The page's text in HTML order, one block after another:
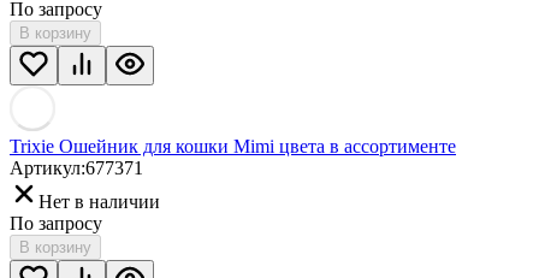
По запросу
В корзину
Trixie Ошейник для кошки Mimi цвета в ассортименте
Артикул:677371
Нет в наличии
По запросу
В корзину